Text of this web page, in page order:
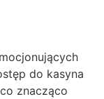
do kasyna
znacząco